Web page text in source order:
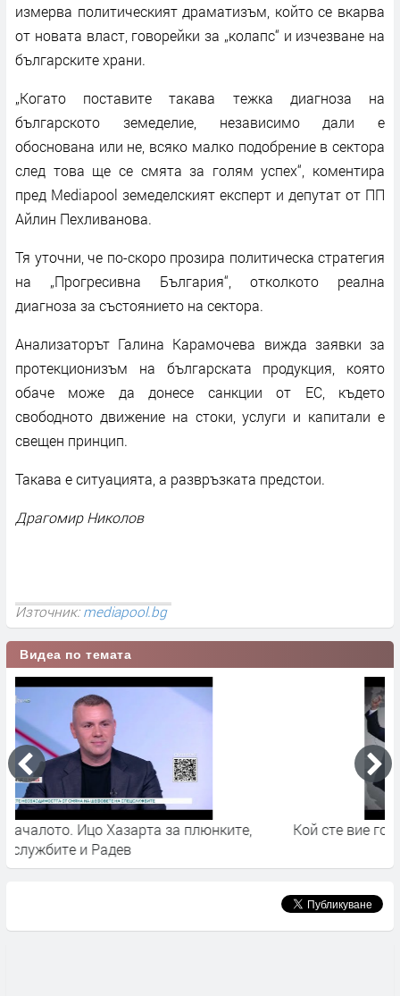
измерва политическият драматизъм, който се вкарва
от новата власт, говорейки за „колапс“ и изчезване на
българските храни.
„Когато поставите такава тежка диагноза на
българското земеделие, независимо дали е
обоснована или не, всяко малко подобрение в сектора
след това ще се смята за голям успех“, коментира
пред Mediapool земеделският експерт и депутат от ПП
Айлин Пехливанова.
Тя уточни, че по-скоро прозира политическа стратегия
на „Прогресивна България“, отколкото реална
диагноза за състоянието на сектора.
Анализаторът Галина Карамочева вижда заявки за
протекционизъм на българската продукция, която
обаче може да донесе санкции от ЕС, където
свободното движение на стоки, услуги и капитали е
свещен принцип.
Такава е ситуацията, а развръзката предстои.
Драгомир Николов
Източник:mediapool.bg
Видеа по темата
Кой сте вие господин пРезидент?